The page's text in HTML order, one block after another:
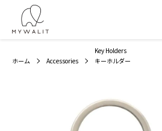
ホーム Accessories
Key Holders
キーホルダー